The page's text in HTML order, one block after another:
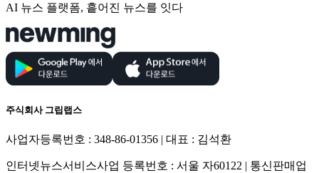
AI 뉴스 플랫폼, 흩어진 뉴스를 잇다
주식회사 그립랩스
사업자등록번호 : 348-86-01356 | 대표 : 김석환
인터넷뉴스서비스사업 등록번호 : 서울 자60122 | 통신판매업